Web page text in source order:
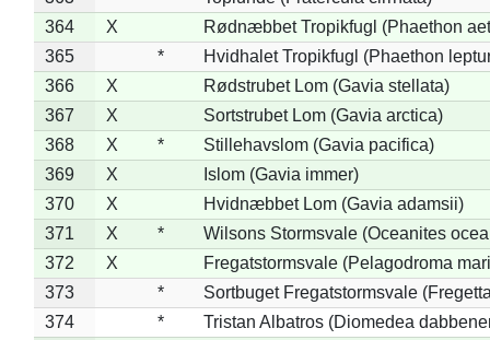
364
X
Rødnæbbet Tropikfugl (Phaethon
365
*
Hvidhalet Tropikfugl (Phaethon
366
X
Rødstrubet Lom (Gavia stellata)
367
X
Sortstrubet Lom (Gavia arctica)
368
X *
Stillehavslom (Gavia pacifica)
369
X
Islom (Gavia immer)
370
X
Hvidnæbbet Lom (Gavia adamsii)
371
X *
Wilsons Stormsvale (Oceanites
372
X
Fregatstormsvale (Pelagodroma
373
*
Sortbuget Fregatstormsvale
374
*
Tristan Albatros (Diomedea